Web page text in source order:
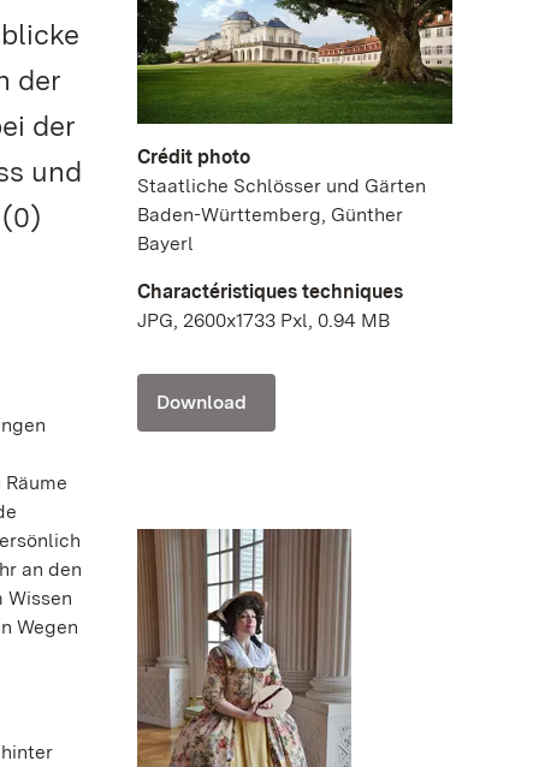
der
der
und
an den
Wissen
Wegen
Crédit photo
Staatliche Schlösser und Gärten
Baden-Württemberg, Günther
Bayerl
Charactéristiques techniques
JPG, 2600x1733 Pxl, 0.94 MB
Download